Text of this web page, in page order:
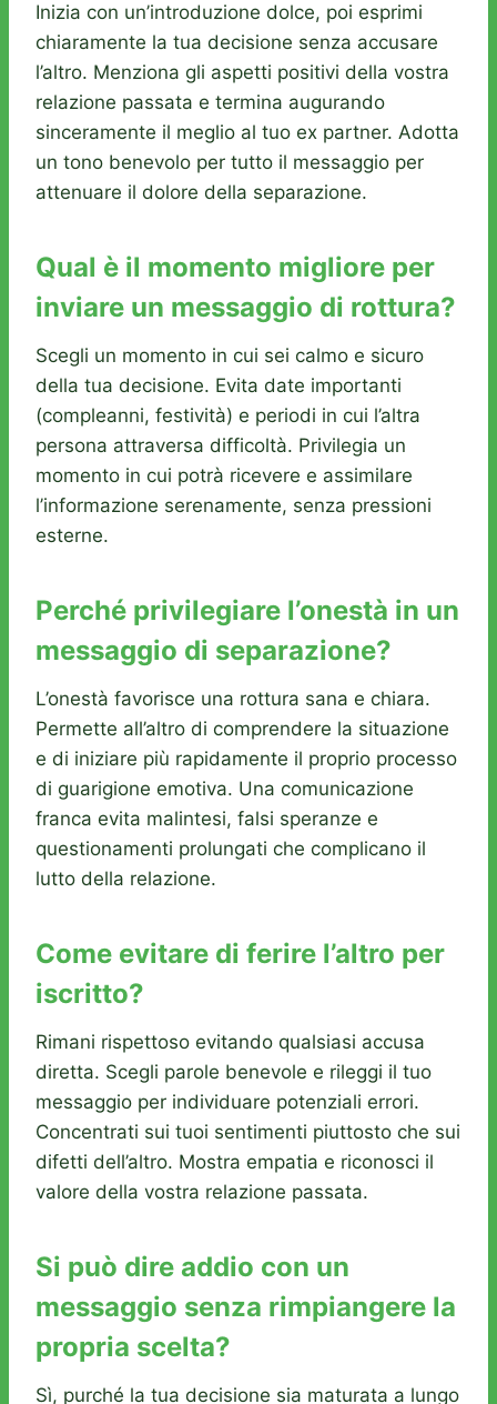
Inizia con un’introduzione dolce, poi esprimi
chiaramente la tua decisione senza accusare
l’altro. Menziona gli aspetti positivi della vostra
relazione passata e termina augurando
sinceramente il meglio al tuo ex partner. Adotta
un tono benevolo per tutto il messaggio per
attenuare il dolore della separazione.
Qual è il momento migliore per
inviare un messaggio di rottura?
Scegli un momento in cui sei calmo e sicuro
della tua decisione. Evita date importanti
(compleanni, festività) e periodi in cui l’altra
persona attraversa difficoltà. Privilegia un
momento in cui potrà ricevere e assimilare
l’informazione serenamente, senza pressioni
esterne.
Perché privilegiare l’onestà in un
messaggio di separazione?
L’onestà favorisce una rottura sana e chiara.
Permette all’altro di comprendere la situazione
e di iniziare più rapidamente il proprio processo
di guarigione emotiva. Una comunicazione
franca evita malintesi, falsi speranze e
questionamenti prolungati che complicano il
lutto della relazione.
Come evitare di ferire l’altro per
iscritto?
Rimani rispettoso evitando qualsiasi accusa
diretta. Scegli parole benevole e rileggi il tuo
messaggio per individuare potenziali errori.
Concentrati sui tuoi sentimenti piuttosto che sui
difetti dell’altro. Mostra empatia e riconosci il
valore della vostra relazione passata.
Si può dire addio con un
messaggio senza rimpiangere la
propria scelta?
Sì, purché la tua decisione sia maturata a lungo